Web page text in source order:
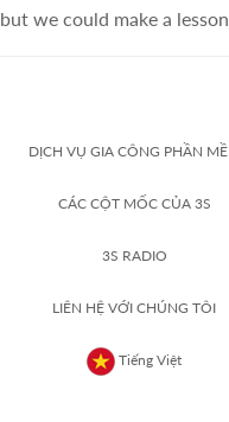
we could make a
DỊCH VỤ GIA CÔNG PHẦN
CÁC CỘT MỐC CỦA 3S
3S RADIO
LIÊN HỆ VỚI CHÚNG TÔI
Tiếng Việt